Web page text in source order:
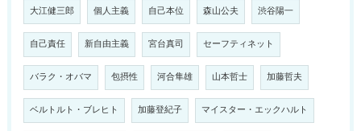
大江健三郎 個人主義 自己本位 森山公夫 渋谷陽一
自己責任 新自由主義 宮台真司 セーフティネット
バラク・オバマ 包摂性 河合隼雄 山本哲士 加藤哲夫
ベルトルト・ブレヒト 加藤登紀子 マイスター・エックハルト